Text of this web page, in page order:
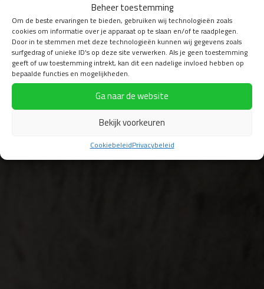
Beheer toestemming
Om de beste ervaringen te bieden, gebruiken wij technologieën zoals
cookies om informatie over je apparaat op te slaan en/of te raadplegen.
Door in te stemmen met deze technologieën kunnen wij gegevens zoals
surfgedrag of unieke ID's op deze site verwerken. Als je geen toestemming
geeft of uw toestemming intrekt, kan dit een nadelige invloed hebben op
bepaalde functies en mogelijkheden.
Ga naar de website
Bekijk voorkeuren
CookiebeleidPrivacybeleid